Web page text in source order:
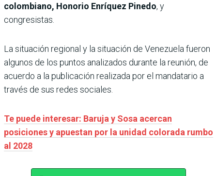
colombiano, Honorio Enríquez Pinedo, y
congresistas.
La situación regional y la situación de Venezuela fueron
algunos de los puntos analizados durante la reunión, de
acuerdo a la publicación realizada por el mandatario a
través de sus redes sociales.
Te puede interesar: Baruja y Sosa acercan
posiciones y apuestan por la unidad colorada rumbo
al 2028